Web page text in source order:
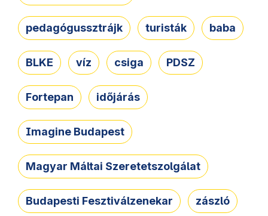
pedagógussztrájk turisták baba
BLKE víz csiga PDSZ
Fortepan időjárás
Imagine Budapest
Magyar Máltai Szeretetszolgálat
Budapesti Fesztiválzenekar zászló